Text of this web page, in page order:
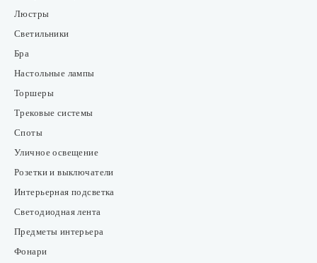
Люстры
Светильники
Бра
Настольные лампы
Торшеры
Трековые системы
Споты
Уличное освещение
Розетки и выключатели
Интерьерная подсветка
Светодиодная лента
Предметы интерьера
Фонари